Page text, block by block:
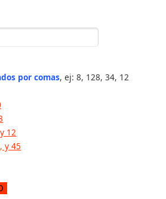
por comas, ej: 8, 128, 34, 12
12
y 45